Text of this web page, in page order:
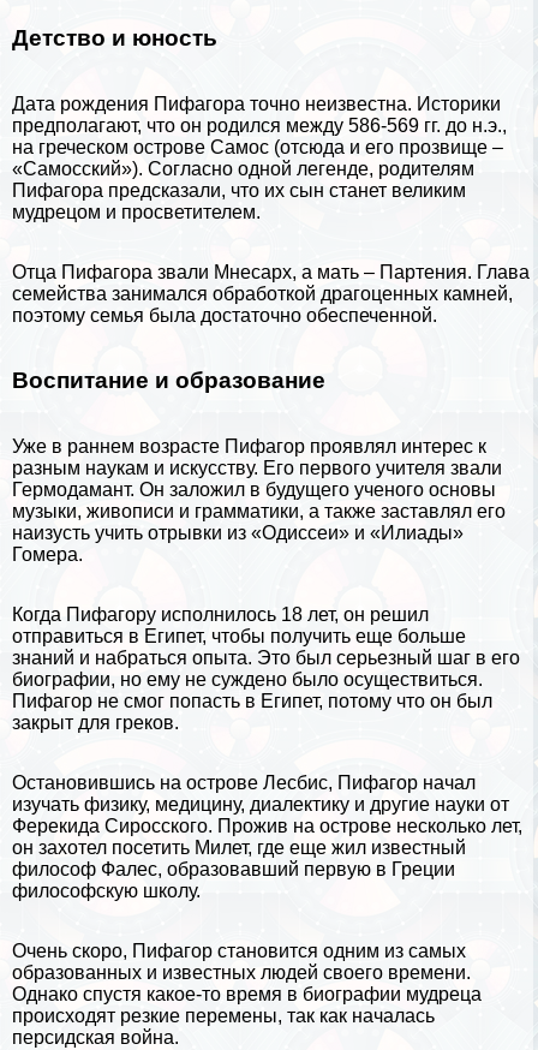
Детство и юность
Дата рождения Пифагора точно неизвестна. Историки
предполагают, что он родился между 586-569 гг. до н.э.,
на греческом острове Самос (отсюда и его прозвище –
«Самосский»). Согласно одной легенде, родителям
Пифагора предсказали, что их сын станет великим
мудрецом и просветителем.
Отца Пифагора звали Мнесарх, а мать – Партения. Глава
семейства занимался обработкой драгоценных камней,
поэтому семья была достаточно обеспеченной.
Воспитание и образование
Уже в раннем возрасте Пифагор проявлял интерес к
разным наукам и искусству. Его первого учителя звали
Гермодамант. Он заложил в будущего ученого основы
музыки, живописи и грамматики, а также заставлял его
наизусть учить отрывки из «Одиссеи» и «Илиады»
Гомера.
Когда Пифагору исполнилось 18 лет, он решил
отправиться в Египет, чтобы получить еще больше
знаний и набраться опыта. Это был серьезный шаг в его
биографии, но ему не суждено было осуществиться.
Пифагор не смог попасть в Египет, потому что он был
закрыт для греков.
Остановившись на острове Лecбис, Пифагор начал
изучать физику, медицину, диалектику и другие науки от
Ферекида Сиросского. Прожив на острове несколько лет,
он захотел посетить Милет, где еще жил известный
философ Фалес, образовавший первую в Греции
философскую школу.
Очень скоро, Пифагор становится одним из самых
образованных и известных людей своего времени.
Однако спустя какое-то время в биографии мудреца
происходят резкие перемены, так как началась
персидская война.